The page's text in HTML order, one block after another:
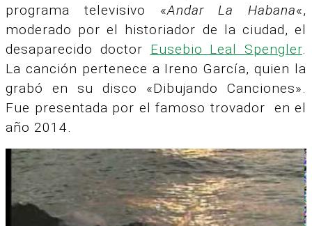
programa televisivo «Andar La Habana«,
moderado por el historiador de la ciudad, el
desaparecido doctor Eusebio Leal Spengler.
La canción pertenece a Ireno García, quien la
grabó en su disco «Dibujando Canciones».
Fue presentada por el famoso trovador en el
año 2014.